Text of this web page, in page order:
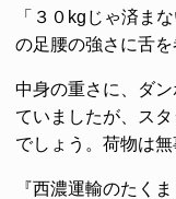
「３０kgじゃ済ま
の足腰の強さに舌を
中身の重さに、ダ
ていましたが、ス
でしょう。荷物は
『西濃運輸のたく